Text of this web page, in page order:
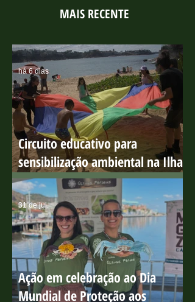
MAIS RECENTE
Circuito educativo para
sensibilização ambiental na Ilha
do Boi
há 6 dias
31 de jul.